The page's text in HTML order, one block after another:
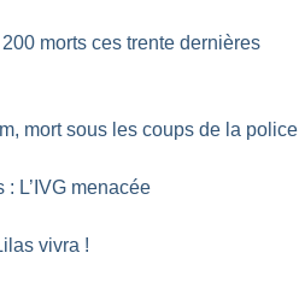
morts ces trente dernières
mort sous les coups de la police
: L’IVG menacée
vivra !